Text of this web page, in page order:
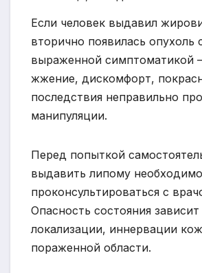
Если человек выдавил
вторично появилась опухоль
выраженной симптоматикой
жжение, дискомфорт,
последствия неправильно
манипуляции.
Перед попыткой
выдавить липому необходимо
проконсультироваться с
Опасность состояния зависит
локализации, иннервации
пораженной области.